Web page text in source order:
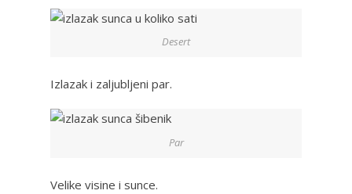
Desert
Izlazak i zaljubljeni par.
Par
Velike visine i sunce.